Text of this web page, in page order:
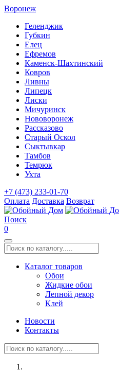
Воронеж
Геленджик
Губкин
Елец
Ефремов
Каменск-Шахтинский
Ковров
Ливны
Липецк
Лиски
Мичуринск
Нововоронеж
Рассказово
Старый Оскол
Сыктывкар
Тамбов
Темрюк
Ухта
+7 (473) 233-01-70
Оплата Доставка Возврат
Поиск
0
Каталог товаров
Обои
Жидкие обои
Лепной декор
Клей
Новости
Контакты